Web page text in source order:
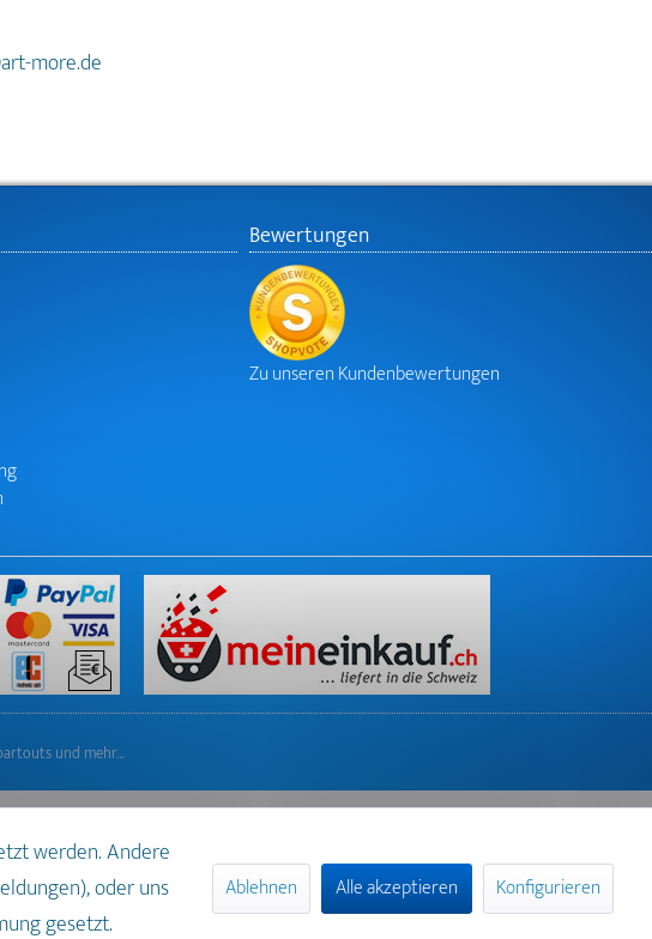
more.de
Bewertungen
Zu unseren Kundenbewertungen
und mehr…
werden. Andere
oder uns
gesetzt.
Ablehnen Alle akzeptieren Konfigurieren